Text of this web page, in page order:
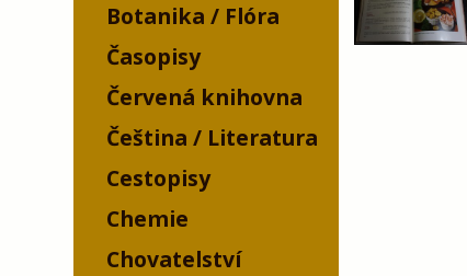
Botanika / Flóra
Časopisy
Červená knihovna
Čeština / Literatura
Cestopisy
Chemie
Chovatelství